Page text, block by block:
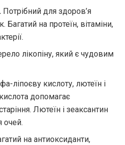
Потрібний для здоров’я
Багатий на протеїн, вітаміни,
лікопіну, який є чудовим
ліпоєву кислоту, лютеїн і
допомагає
Лютеїн і зеаксантин
очей.
на антиоксиданти,